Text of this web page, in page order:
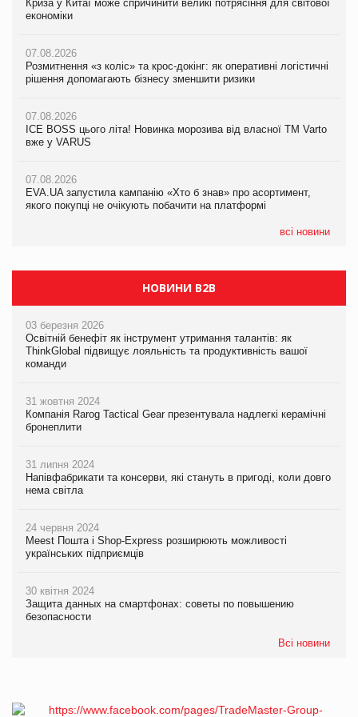
Криза у Китаї може спричинити великі потрясіння для світової
економіки
07.08.2026
Розмитнення «з коліс» та крос-докінг: як оперативні логістичні
рішення допомагають бізнесу зменшити ризики
07.08.2026
ICE BOSS цього літа! Новинка морозива від власної ТМ Varto
вже у VARUS
07.08.2026
EVA.UA запустила кампанію «Хто б знав» про асортимент,
якого покупці не очікують побачити на платформі
всі новини
07.08.2026
ICE BOSS цього літа! Новинка морозива від власної ТМ Varto
07.08.2026
EVA.UA запустила кампанію «Хто б знав» про асортимент,
06.08.2026
Смачна новинка для хвостатих: у VARUS з’явилися паучі
05.08.2026
Мережа супермаркетів VARUS купує мережу магазинів
Криза у Китаї може спричинити великі потрясіння для світової
економіки
07.08.2026
Kraft Heinz скоротила збиток у першому півріччі
Продажі Hugo Boss впали на 9%
НОВИНИ B2B
03 березня 2026
Освітній бенефіт як інструмент утримання талантів: як
ThinkGlobal підвищує лояльність та продуктивність вашої
команди
31 жовтня 2024
Компанія Rarog Tactical Gear презентувала надлегкі керамічні
бронеплити
31 липня 2024
Напівфабрикати та консерви, які стануть в пригоді, коли довго
нема світла
24 червня 2024
Meest Пошта і Shop-Express розширюють можливості
українських підприємців
30 квітня 2024
Защита данных на смартфонах: советы по повышению
безопасности
Всі новини